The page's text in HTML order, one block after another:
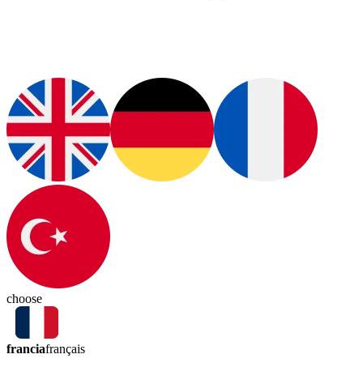
choose
franciafrançais